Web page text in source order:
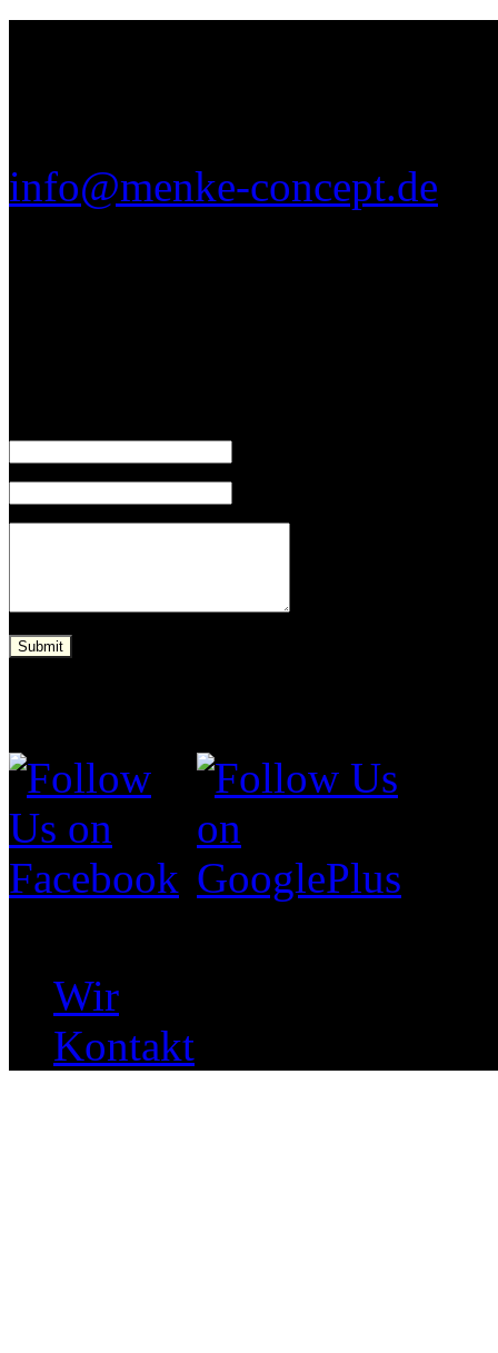
info@menke-concept.de
Submit
Wir
Kontakt